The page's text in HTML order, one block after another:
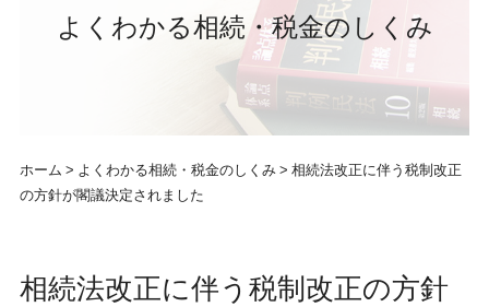
よくわかる相続・税金のしくみ
ホーム よくわかる相続・税金のしくみ
相続法改正に伴う税制改正
の方針が閣議決定されました
相続法改正に伴う税制改正の方針